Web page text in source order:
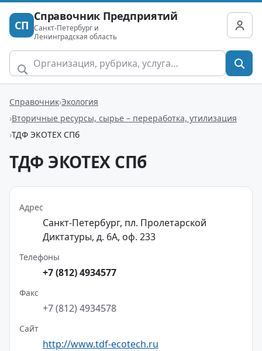
СП
Справочник Предприятий
Санкт-Петербург и
Ленинградская область
Справочник Экология
Вторичные ресурсы, сырье – переработка, утилизация
ТДФ ЭКОТЕХ СПб
ТДФ ЭКОТЕХ СПб
Адрес
Санкт-Петербург, пл. Пролетарской
Диктатуры, д. 6А, оф. 233
Телефоны
+7 (812) 4934577
Факс
+7 (812) 4934578
Сайт
http://www.tdf-ecotech.ru